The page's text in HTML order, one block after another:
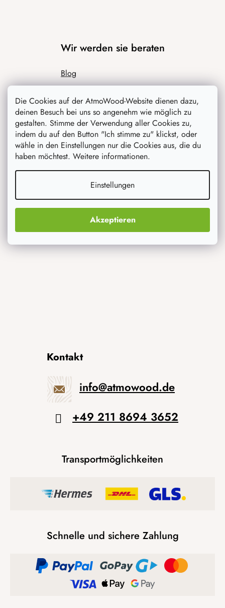
Die Cookies auf der AtmoWood-Website dienen dazu,
deinen Besuch bei uns so angenehm wie möglich zu
gestalten. Stimme der Verwendung aller Cookies zu,
indem du auf den Button "Ich stimme zu" klickst, oder
wähle in den Einstellungen nur die Cookies aus, die du
haben möchtest. Weitere informationen.
Einstellungen
Akzeptieren
Wir werden sie beraten
Blog
Was interessiert dich am meisten
Originelle Geschenke
Kontakt
info@atmowood.de
+49 211 8694 3652
Transportmöglichkeiten
Schnelle und sichere Zahlung